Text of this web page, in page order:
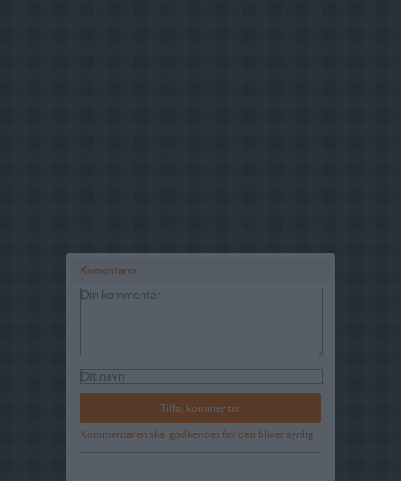
Komentarer
Kommentaren skal godkendes før den bliver synlig